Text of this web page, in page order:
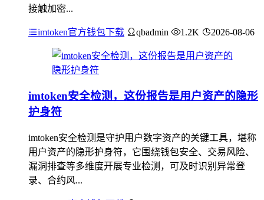
接触加密...
imtoken官方钱包下载 qbadmin 1.2K 2026-08-06
imtoken安全检测，这份报告是用户资产的隐形
护身符
imtoken安全检测是守护用户数字资产的关键工具，堪称
用户资产的隐形护身符，它围绕钱包安全、交易风险、
漏洞排查等多维度开展专业检测，可及时识别异常登
录、合约风...